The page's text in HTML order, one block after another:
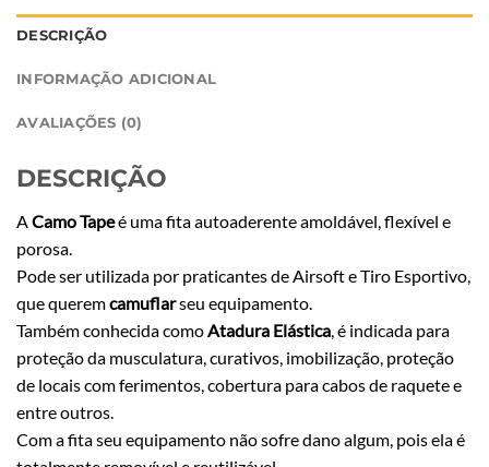
DESCRIÇÃO
INFORMAÇÃO ADICIONAL
AVALIAÇÕES (0)
DESCRIÇÃO
A Camo Tapeé uma fita autoaderente amoldável, flexível e
porosa.
Pode ser utilizada por praticantes de Airsoft e Tiro Esportivo,
que queremcamuflarseu equipamento.
Também conhecida como Atadura Elástica , é indicada para
proteção da musculatura, curativos, imobilização, proteção
de locais com ferimentos, cobertura para cabos de raquete e
entre outros.
Com a fita seu equipamento não sofre dano algum, pois ela é